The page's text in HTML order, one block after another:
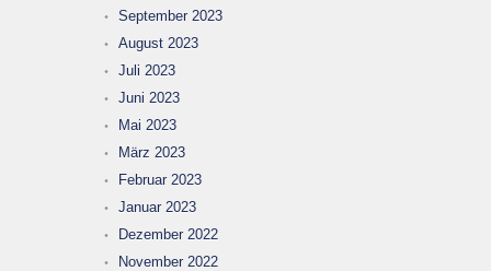
September 2023
August 2023
Juli 2023
Juni 2023
Mai 2023
März 2023
Februar 2023
Januar 2023
Dezember 2022
November 2022